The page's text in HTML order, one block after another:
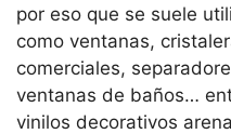
por eso que se suele
como ventanas,
comerciales,
ventanas de baños…
vinilos decorativos